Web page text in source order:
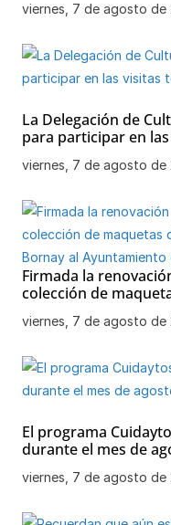
viernes, 7 de agosto de
La Delegación de
para participar en
de Chipiona
viernes, 7 de agosto de
Firmada la
colección de
Bornay al
viernes, 7 de agosto de
El programa
durante el mes de
viernes, 7 de agosto de